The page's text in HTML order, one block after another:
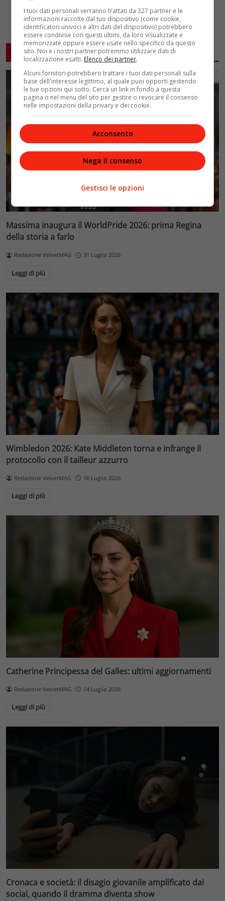
ARTICOLI CORRELATI
Massima inaugura il WorldPride 2026: prima Regina
della storia a farlo
Redazione VelvetMAG 31 Luglio 2026
Leggi di più
Wimbledon 2026: Kate Middleton torna e infrange il
protocollo con il tailleur azzurro
Redazione VelvetMAG 16 Luglio 2026
Leggi di più
Catherine Principessa del Galles: ultimi aggiornamenti
Redazione VelvetMAG 14 Luglio 2026
Leggi di più
Cronaca e società: il disagio giovanile amplificato dai
social, quando il dramma diventa show
I tuoi dati personali verranno trattati da 327 partner e le
informazioni raccolte dal tuo dispositivo (come cookie,
identificatori univoci e altri dati del dispositivo) potrebbero
essere condivise con questi ultimi, da loro visualizzate e
memorizzate oppure essere usate nello specifico da questo
sito. Noi e i nostri partner potremmo utilizzare dati di
localizzazione esatti. Elenco dei partner.
Alcuni fornitori potrebbero trattare i tuoi dati personali sulla
base dell'interesse legittimo, al quale puoi opporti gestendo
le tue opzioni qui sotto. Cerca un link in fondo a questa
pagina o nel menu del sito per gestire o revocare il consenso
nelle impostazioni della privacy e dei cookie.
Acconsento
Nega il consenso
Gestisci le opzioni